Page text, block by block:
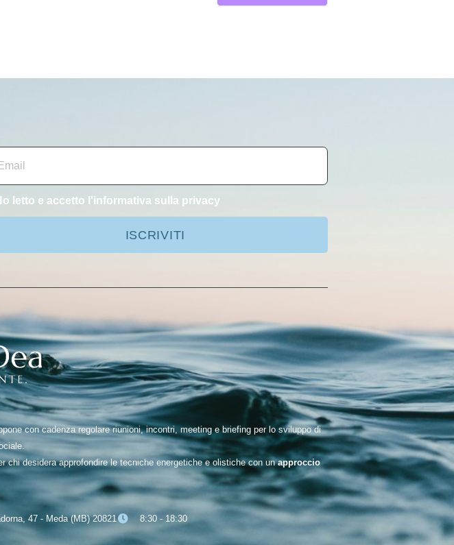
letto e accetto l'informativa sulla privacy
ISCRIVITI
con cadenza regolare riunioni, incontri, meeting e briefing per lo sviluppo di
chi desidera approfondire le tecniche energetiche e olistiche con unapproccio
47 - Meda (MB) 20821 8:30 - 18:30